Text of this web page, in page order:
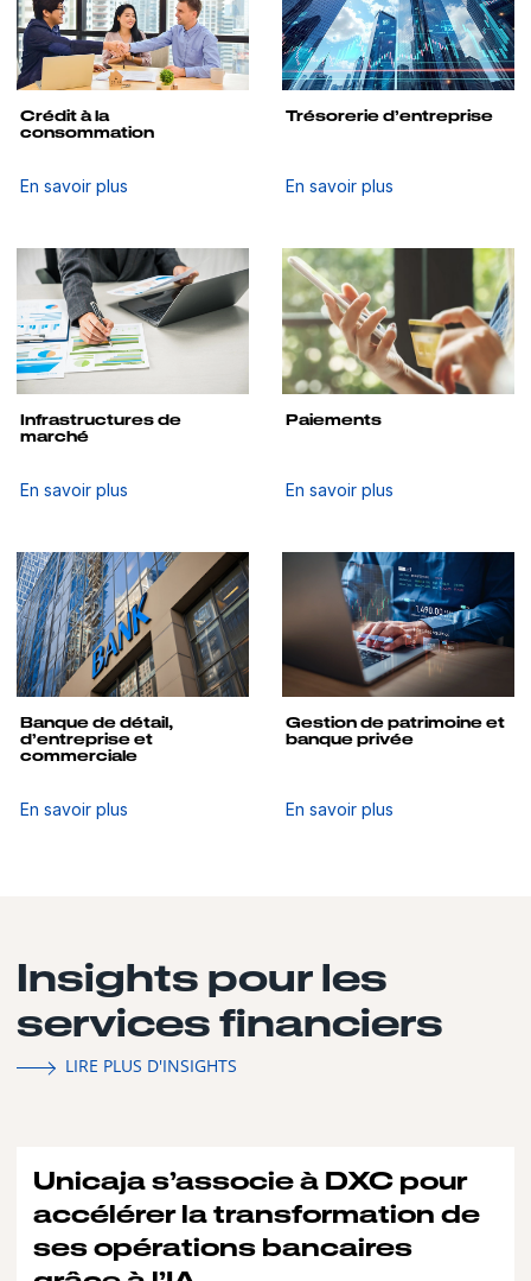
Crédit à la
consommation
En savoir plus
Trésorerie d’entreprise
En savoir plus
Infrastructures de
marché
En savoir plus
Paiements
En savoir plus
Banque de détail,
d’entreprise et
commerciale
En savoir plus
Gestion de patrimoine et
banque privée
En savoir plus
Insights pour les
services financiers
LIRE PLUS D'INSIGHTS
Unicaja s’associe à DXC pour
accélérer la transformation de
ses opérations bancaires